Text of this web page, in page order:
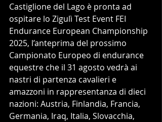
Castiglione del Lago è pronta ad
ospitare lo Zigulì Test Event FEI
Endurance European Championship
2025, l’anteprima del prossimo
Campionato Europeo di endurance
equestre che il 31 agosto vedrà ai
nastri di partenza cavalieri e
amazzoni in rappresentanza di dieci
nazioni: Austria, Finlandia, Francia,
Germania, Iraq, Italia, Slovacchia,